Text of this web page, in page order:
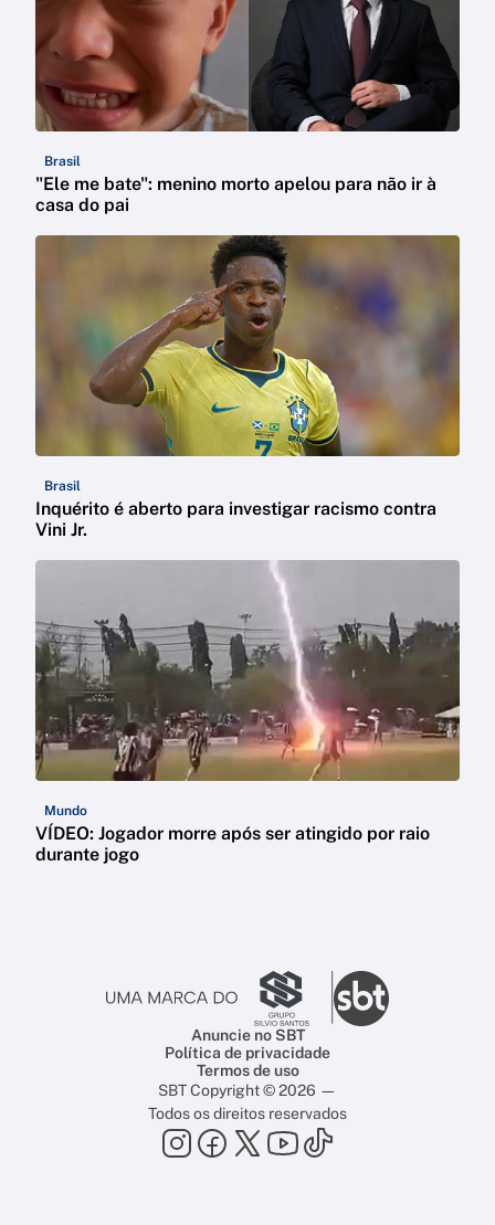
Brasil
"Ele me bate": menino morto apelou para não ir à
casa do pai
Brasil
Inquérito é aberto para investigar racismo contra
Vini Jr.
Mundo
VÍDEO: Jogador morre após ser atingido por raio
durante jogo
Anuncie no SBT
Política de privacidade
Termos de uso
SBT Copyright © 2026 —
Todos os direitos reservados